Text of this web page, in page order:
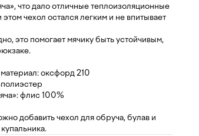
что дало отличные теплоизоляционные
чехол остался легким и не впитывает
это помогает мячику быть устойчивым,
оксфорд 210
флис 100%
добавить чехол для обруча, булав и